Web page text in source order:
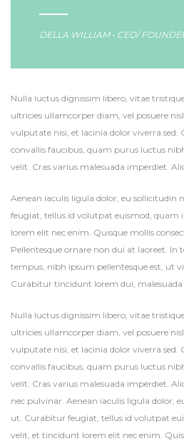
DELLA WILLIAM • CEO/
Nulla luctus dignissim libero, vitae
ultricies ullamcorper diam, vel posuere
vulputate nisi, et lacinia dolor viverra
convallis faucibus, quam purus luctus
velit. Cras varius malesuada imperdiet.
Aenean iaculis ligula dolor, eu
feugiat, tellus id volutpat euismod,
lorem elit nec enim. Quisque mollis
Pellentesque ornare non dui at laoreet. In
tempus, nibh ipsum pellentesque est, ut
Curabitur tincidunt lorem dui,
Nulla luctus dignissim libero, vitae
ultricies ullamcorper diam, vel posuere
vulputate nisi, et lacinia dolor viverra
convallis faucibus, quam purus luctus
velit. Cras varius malesuada imperdiet.
nec pulvinar. Aenean iaculis ligula dolor,
ut. Curabitur feugiat, tellus id volutpat
velit, et tincidunt lorem elit nec enim.